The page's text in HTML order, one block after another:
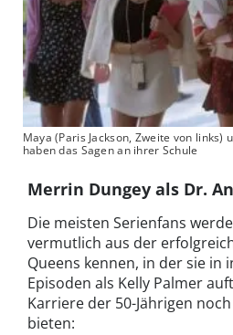
Maya (Paris Jackson, Zweite von links)
haben das Sagen an ihrer Schule
Merrin Dungey als Dr.
Die meisten Serienfans
vermutlich aus der
Queens kennen, in der sie in
Episoden als Kelly Palmer
Karriere der 50-Jährigen
bieten: